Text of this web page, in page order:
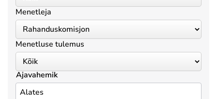
Menetleja
Menetluse tulemus
Ajavahemik
Alates